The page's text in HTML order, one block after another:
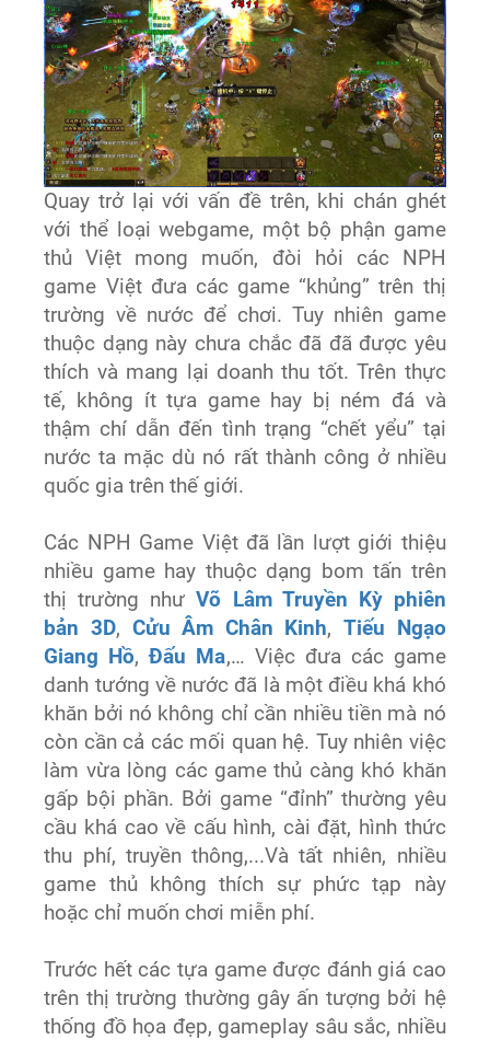
Quay trở lại với vấn đề trên, khi chán ghét
với thể loại webgame, một bộ phận game
thủ Việt mong muốn, đòi hỏi các NPH
game Việt đưa các game “khủng” trên thị
trường về nước để chơi. Tuy nhiên game
thuộc dạng này chưa chắc đã đã được yêu
thích và mang lại doanh thu tốt. Trên thực
tế, không ít tựa game hay bị ném đá và
thậm chí dẫn đến tình trạng “chết yểu” tại
nước ta mặc dù nó rất thành công ở nhiều
quốc gia trên thế giới.
Các NPH Game Việt đã lần lượt giới thiệu
nhiều game hay thuộc dạng bom tấn trên
thị trường nhưVõ Lâm Truyền Kỳ phiên
bản 3D, Cửu Âm Chân Kinh,Tiếu Ngạo
Giang Hồ,Đấu Ma,… Việc đưa các game
danh tướng về nước đã là một điều khá khó
khăn bởi nó không chỉ cần nhiều tiền mà nó
còn cần cả các mối quan hệ. Tuy nhiên việc
làm vừa lòng các game thủ càng khó khăn
gấp bội phần. Bởi game “đỉnh” thường yêu
cầu khá cao về cấu hình, cài đặt, hình thức
thu phí, truyền thông,...Và tất nhiên, nhiều
game thủ không thích sự phức tạp này
hoặc chỉ muốn chơi miễn phí.
Trước hết các tựa game được đánh giá cao
trên thị trường thường gây ấn tượng bởi hệ
thống đồ họa đẹp, gameplay sâu sắc, nhiều